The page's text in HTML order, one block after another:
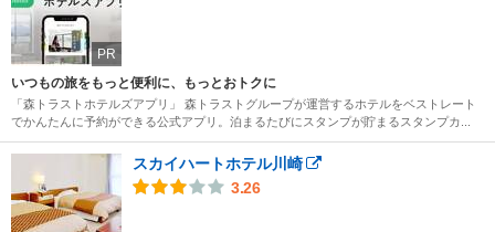
PR
いつもの旅をもっと便利に、もっとおトクに
「森トラストホテルズアプリ」 森トラストグループが運営するホテルをベストレート
でかんたんに予約ができる公式アプリ。泊まるたびにスタンプが貯まるスタンプカ...
スカイハートホテル川崎
3.26